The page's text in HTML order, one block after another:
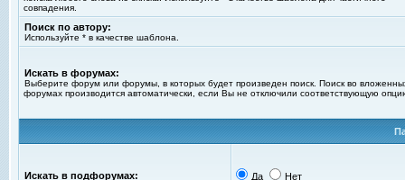
совпадения.
Поиск по автору:
Используйте * в качестве шаблона.
Искать в форумах:
Выберите форум или форумы, в которых будет произведен поиск. Поиск во
форумах производится автоматически, если Вы не отключили соответствующую
Искать в подфорумах: Да Нет